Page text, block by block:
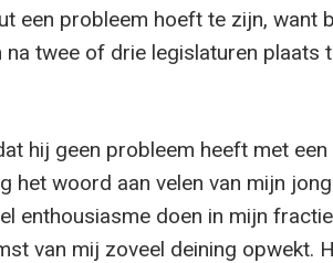
een probleem hoeft te zijn, want
twee of drie legislaturen plaats
hij geen probleem heeft met een
het woord aan velen van mijn
enthousiasme doen in mijn
van mij zoveel deining opwekt.